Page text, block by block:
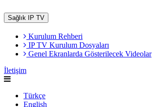
Sağlık IP TV
Kurulum Rehberi
IP TV Kurulum Dosyaları
Genel Ekranlarda Gösterilecek Videolar
İletişim
Türkçe
English